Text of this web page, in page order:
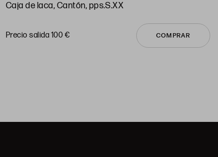
Caja de laca, Cantón, pps.S.XX
Precio salida 100 € COMPRAR